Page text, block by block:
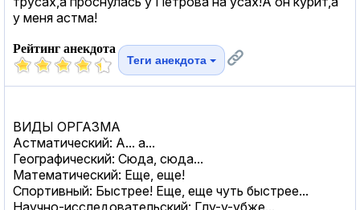
у меня астма!
Рейтинг анекдота
Теги анекдота
ВИДЫ ОРГАЗМА
Астматический: А... а...
Географический: Сюда, сюда...
Математический: Еще, еще!
Спортивный: Быстрее! Еще, еще чуть быстрее...
Научно-исследовательский: Глу-у-убже...